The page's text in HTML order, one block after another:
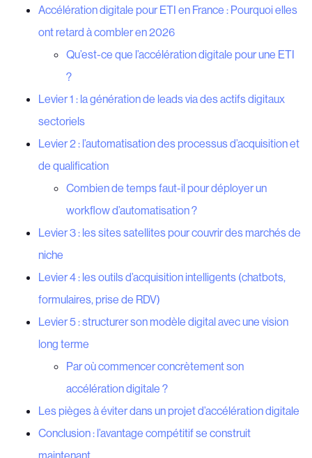
Accélération digitale pour ETI en France : Pourquoi elles
ont retard à combler en 2026
Qu’est-ce que l’accélération digitale pour une ETI
?
Levier 1 : la génération de leads via des actifs digitaux
sectoriels
Levier 2 : l’automatisation des processus d’acquisition et
de qualification
Combien de temps faut-il pour déployer un
workflow d’automatisation ?
Levier 3 : les sites satellites pour couvrir des marchés de
niche
Levier 4 : les outils d’acquisition intelligents (chatbots,
formulaires, prise de RDV)
Levier 5 : structurer son modèle digital avec une vision
long terme
Par où commencer concrètement son
accélération digitale ?
Les pièges à éviter dans un projet d’accélération digitale
Conclusion : l’avantage compétitif se construit
maintenant